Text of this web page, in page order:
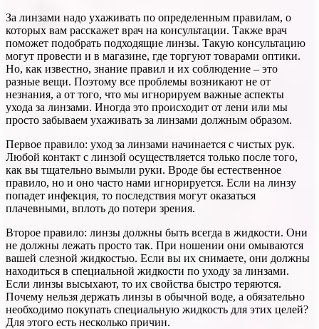
За линзами надо ухаживать по определенным правилам, о
которых вам расскажет врач на консультации. Также врач
поможет подобрать подходящие линзы. Такую консультацию
могут провести и в магазине, где торгуют товарами оптики.
Но, как известно, знание правил и их соблюдение – это
разные вещи. Поэтому все проблемы возникают не от
незнания, а от того, что мы игнорируем важные аспекты
ухода за линзами. Иногда это происходит от лени или мы
просто забываем ухаживать за линзами должным образом.
Первое правило: уход за линзами начинается с чистых рук.
Любой контакт с линзой осуществляется только после того,
как вы тщательно вымыли руки. Вроде бы естественное
правило, но и оно часто нами игнорируется. Если на линзу
попадет инфекция, то последствия могут оказаться
плачевными, вплоть до потери зрения.
Второе правило: линзы должны быть всегда в жидкости. Они
не должны лежать просто так. При ношении они омываются
вашей слезной жидкостью. Если вы их снимаете, они должны
находиться в специальной жидкости по уходу за линзами.
Если линзы высыхают, то их свойства быстро теряются.
Почему нельзя держать линзы в обычной воде, а обязательно
необходимо покупать специальную жидкость для этих целей?
Для этого есть несколько причин.